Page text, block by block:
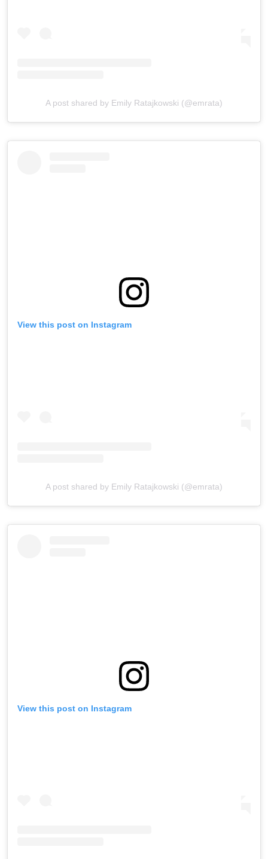
A post shared by Emily Ratajkowski (@emrata)
View this post on Instagram
A post shared by Emily Ratajkowski (@emrata)
View this post on Instagram